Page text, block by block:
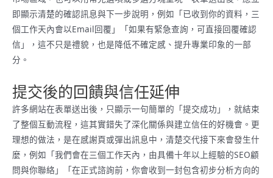
即顯示清楚的確認訊息與下一步說明，例如「已收到你的資料，三
個工作天內會以Email回覆」「如果有緊急查詢，可直接回覆確認
信」，這不只是禮貌，也是降低不確定感、提升專業印象的一部
分。
提交後的回饋與信任延伸
許多網站在表單送出後，只顯示一句簡單的「提交成功」，就結束
了整個互動流程，這其實錯失了深化關係與建立信任的好機會。更
理想的做法，是在感謝頁或彈出訊息中，清楚交代接下來會發生什
麼，例如「我們會在三個工作天內，由具備十年以上經驗的SEO顧
問與你聯絡」「在正式諮詢前，你會收到一封包含初步分析方向的